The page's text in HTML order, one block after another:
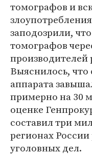
томографов и
заподозрили,
томографов
Выяснилось, что
аппарата
примерно на 30
оценке
составил три
регионах
уголовных дел.